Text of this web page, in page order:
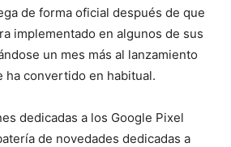
de forma oficial después de que
implementado en algunos de sus
un mes más al lanzamiento
ha convertido en habitual.
dedicadas a los Google Pixel
de novedades dedicadas a